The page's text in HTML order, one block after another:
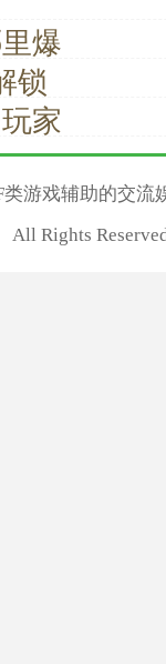
爆
锁
家
游戏辅助的交
All Rights